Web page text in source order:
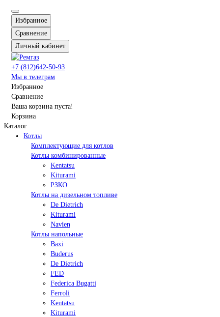
Избранное
Сравнение
Личный кабинет
+7 (812)642-50-93
Мы в телеграм
Избранное
Сравнение
Ваша корзина пуста!
Корзина
Каталог
Котлы
Комплектующие для котлов
Котлы комбинированные
Kentatsu
Kiturami
РЗКО
Котлы на дизельном топливе
De Dietrich
Kiturami
Navien
Котлы напольные
Baxi
Buderus
De Dietrich
FED
Federica Bugatti
Ferroli
Kentatsu
Kiturami